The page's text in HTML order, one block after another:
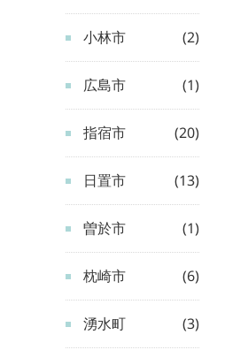
小林市 (2)
広島市 (1)
指宿市 (20)
日置市 (13)
曽於市 (1)
枕崎市 (6)
湧水町 (3)